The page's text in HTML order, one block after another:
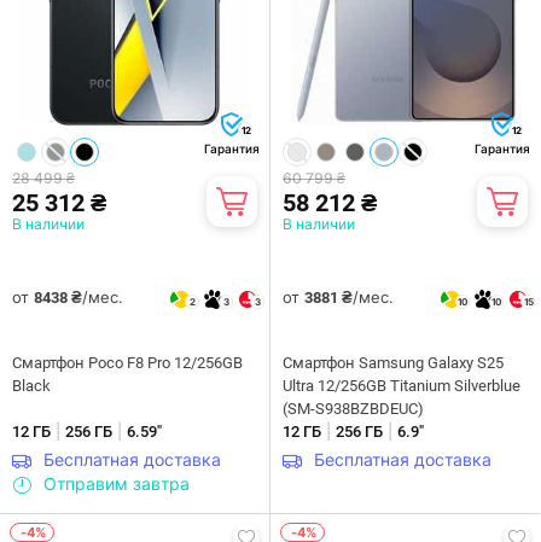
12
Гарантия
28 499 ₴
25 312 ₴
В наличии
от 8438 ₴/мес. 2 3 3
Смартфон Poco F8 Pro 12/256GB
Black
12 ГБ 256 ГБ 6.59"
Бесплатная доставка
Отправим завтра
12
Гарантия
60 799 ₴
58 212 ₴
В наличии
от 3881 ₴/мес. 10 10 15
Смартфон Samsung Galaxy S25
Ultra 12/256GB Titanium Silverblue
(SM-S938BZBDEUC)
12 ГБ
256 ГБ 6.9"
Бесплатная доставка
-4% -4%